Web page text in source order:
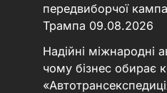
передвиборчої
Трампа 09.08.2026
Надійні міжнародні
чому бізнес обирає